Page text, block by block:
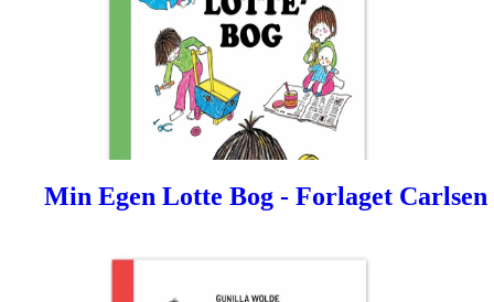
Min Egen Lotte Bog - Forlaget Carlsen